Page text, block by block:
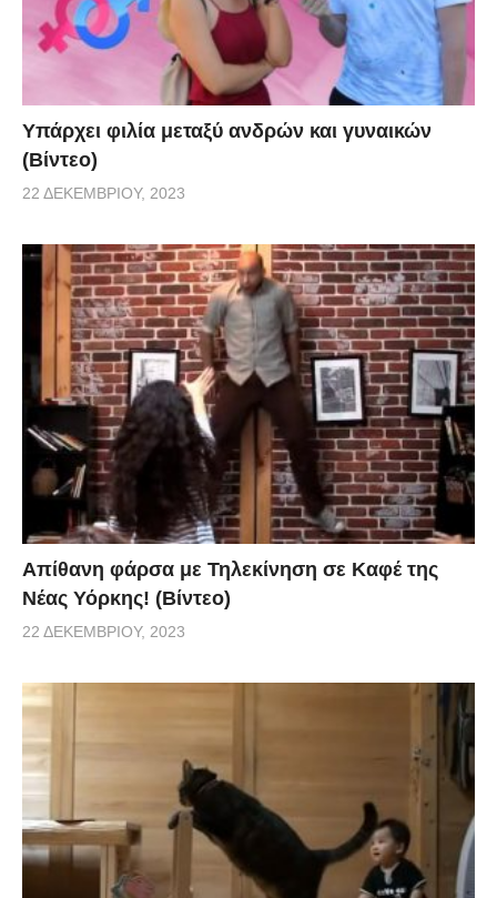
Υπάρχει φιλία μεταξύ ανδρών και γυναικών
(Βίντεο)
22 ΔΕΚΕΜΒΡΊΟΥ, 2023
Απίθανη φάρσα με Τηλεκίνηση σε Καφέ της
Νέας Υόρκης! (Βίντεο)
22 ΔΕΚΕΜΒΡΊΟΥ, 2023